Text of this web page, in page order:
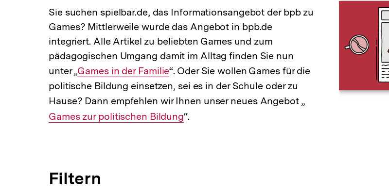
a
t
i
o
n
Sie suchen spielbar.de, das Informationsangebot der bpb zu
Games? Mittlerweile wurde das Angebot in bpb.de
integriert. Alle Artikel zu beliebten Games und zum
pädagogischen Umgang damit im Alltag finden Sie nun
unter „Interner
Link:
Games in der Familie“. Oder Sie wollen Games für die
politische Bildung einsetzen, sei es in der Schule oder zu
Hause? Dann empfehlen wir Ihnen unser neues Angebot „Interner
Games zur politischen Bildung“.
Filtern